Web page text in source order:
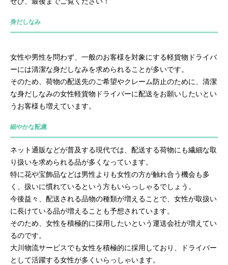
身だしなみ
女性や男性を問わず、一般のお客様を対象にする軽貨物ドライバ
ーには清潔な身だしなみを求められることが多いです。
そのため、荷物の配送先のご希望やクレーム防止のために、清潔
な身だしなみの女性軽貨物ドライバーに配送をお願いしたいとい
うお客様も増えています。
細やかな配慮
ネット通販などが普及する現代では、配送する荷物にも繊細な取
り扱いを求められる品が多くなっています。
特に花や宝飾品などは男性よりも女性の方が触れ合う機会も多
く、扱いに慣れているという方もいらっしゃるでしょう。
今後益々、配送される品物の種類が増えることで、女性が取扱い
に長けている品が増えることも予想されています。
そのため、女性を積極的に採用したいという運送会社が増えてい
るのです。
大川物流サービスでも女性を積極的に採用しており、ドライバー
として活躍する女性が多くいらっしゃいます。